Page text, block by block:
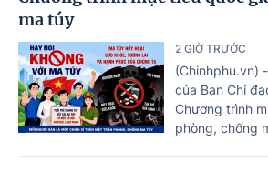
ma túy
2 GIỜ TRƯỚC
(Chinhphu.vn)
của Ban Chỉ
Chương trình
phòng, chống